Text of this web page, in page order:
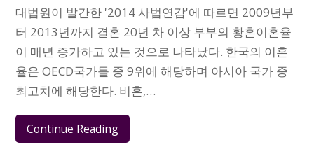
대법원이 발간한 '2014 사법연감'에 따르면 2009년부
터 2013년까지 결혼 20년 차 이상 부부의 황혼이혼율
이 매년 증가하고 있는 것으로 나타났다. 한국의 이혼
율은 OECD국가들 중 9위에 해당하며 아시아 국가 중
최고치에 해당한다. 비혼,…
Continue Reading